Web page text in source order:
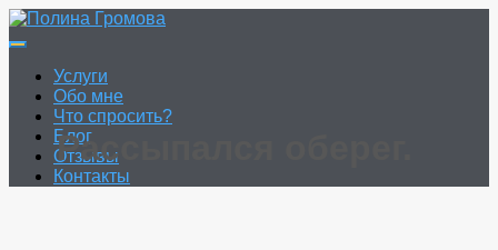
Перейти
к
Услуги
Обо мне
Что спросить?
Блог
Отзывы
Контакты
Рассыпался оберег.